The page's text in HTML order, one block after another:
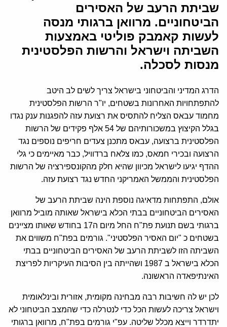
שביתת הרעב של האסירים
הביטחוניים. מרוואן ברגותי מנסה
לעשות קאמבק פוליטי באמצעות
השביתה וישראל והרשות הפלסטינית
מנסות לסכלה.
הדרג המדיני והביטחוני בישראל צריך לשים לב היטב
להתפתחויות האחרונות בשטחים, יו"ר הרשות הפלסטינית
מחמוד עבאס הצליח להתסיס את רצועת עזה להפגנות ענק נגדו
בגלל הקיצוץ במשכורותיהם של 54 אלף פקידים של הרשות
הפלסטינית ברצועה, עבאס מתכנן צעדים חריפים נוספים נגד
הרצועה ובכירי חמאס, כמו צלאח ברדוויל, כבר מאיימים כי גלי
ההדף יגיעו לישראל מכיוון שהיא חלק מהקונספירציה של הרשות
הפלסטינית והממשל האמריקני החדש נגד רצועת עזה.
אולם, התפתחות מדאיגה נוספת הינה שביתת הרעב של
האסירים הביטחוניים בבתי הכלא בישראל שאותה מוביל מרוואן
ברגותי בשם תנועת פת"ח החל מיום ה17 בחודש שאותו מציינים
בשטחים כ "יום האסיר הפלסטיני". גורמים בפת"ח משווים את
השביתה הזו לשביתת הרעב של האסירים הביטחוניים בבתי
הכלא בישראל ב 1987 ושהייתה בין הסיבות העיקריות לפריצת
האינתיפאדה הראשונה.
לכן יש לה חשיבות רבה מבחינה מקומית, אזורית ובינלאומית
וישראל צריכה לעשות הכל כדי לנטרלה כדי שהמצב הביטחוני לא
יתדרדר וייצא מכלל שליטה. עפ"י גורמים בפת"ח, מרוואן ברגותי